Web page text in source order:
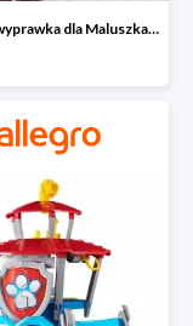
Zimowa wyprawka dla Maluszka na Allegro do -40%